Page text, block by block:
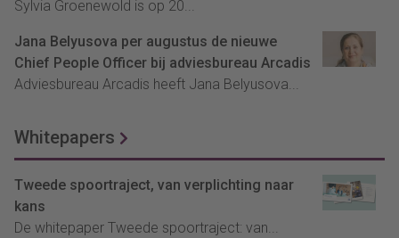
Sylvia Groenewold is op 20...
Jana Belyusova per augustus de nieuwe
Chief People Officer bij adviesbureau Arcadis
Adviesbureau Arcadis heeft Jana Belyusova...
Whitepapers
Tweede spoortraject, van verplichting naar
kans
De whitepaper Tweede spoortraject: van...